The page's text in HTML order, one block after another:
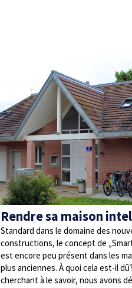
Rendre sa maison
Standard dans le domaine des
constructions, le concept de
est encore peu présent dans les
plus anciennes. À quoi cela est-il
cherchant à le savoir, nous avons